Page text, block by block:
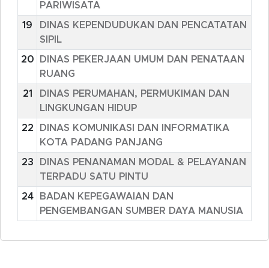
PARIWISATA
19
DINAS KEPENDUDUKAN DAN PENCATATAN
SIPIL
20
DINAS PEKERJAAN UMUM DAN PENATAAN
RUANG
21
DINAS PERUMAHAN, PERMUKIMAN DAN
LINGKUNGAN HIDUP
22
DINAS KOMUNIKASI DAN INFORMATIKA
KOTA PADANG PANJANG
23
DINAS PENANAMAN MODAL & PELAYANAN
TERPADU SATU PINTU
24
BADAN KEPEGAWAIAN DAN
PENGEMBANGAN SUMBER DAYA MANUSIA